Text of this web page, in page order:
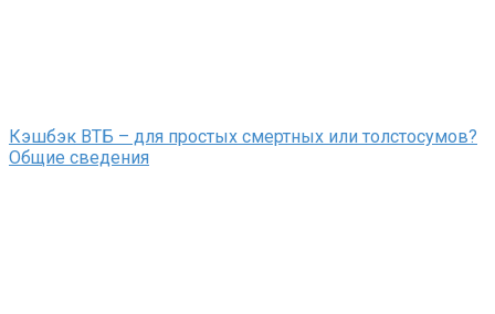
Кэшбэк ВТБ – для простых смертных или толстосумов?
Общие сведения